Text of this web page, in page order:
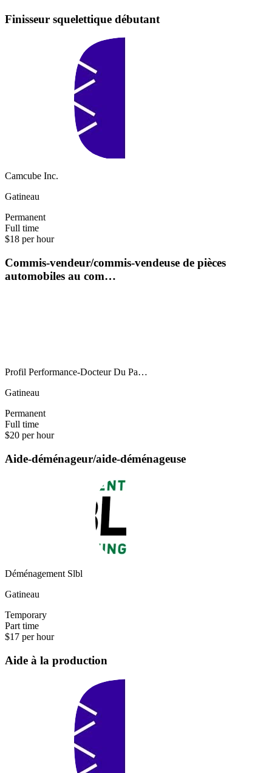
Finisseur squelettique débutant
Camcube Inc.
Gatineau
Permanent
Full time
$18 per hour
Commis-vendeur/commis-vendeuse de pièces
automobiles au com…
Profil Performance-Docteur Du Pa…
Gatineau
Permanent
Full time
$20 per hour
Aide-déménageur/aide-déménageuse
Déménagement Slbl
Gatineau
Temporary
Part time
$17 per hour
Aide à la production